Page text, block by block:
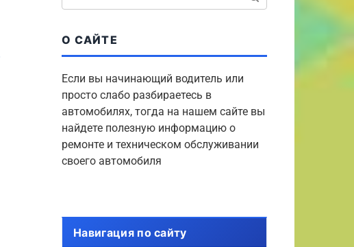
О САЙТЕ
Если вы начинающий водитель или
просто слабо разбираетесь в
автомобилях, тогда на нашем сайте вы
найдете полезную информацию о
ремонте и техническом обслуживании
своего автомобиля
Навигация по сайту